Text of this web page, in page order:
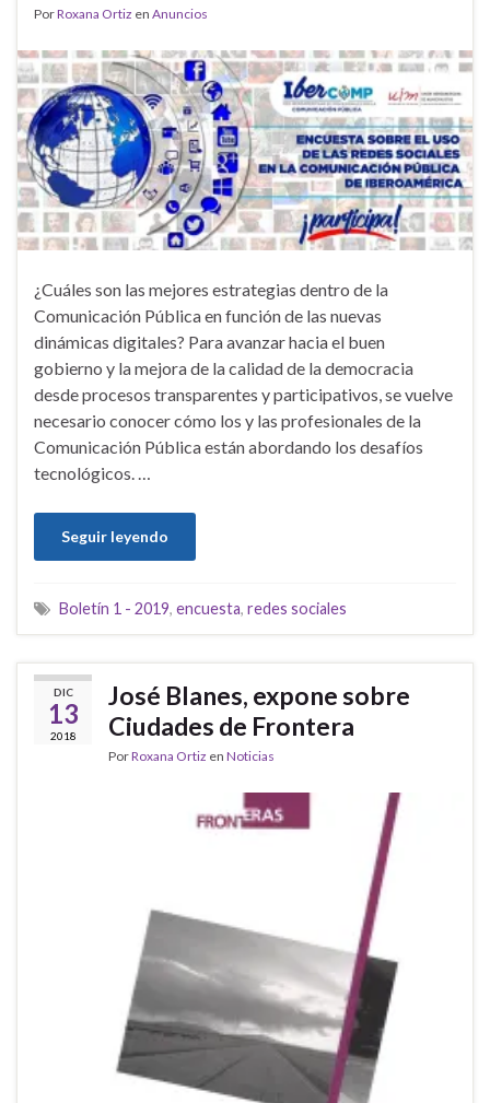
PorRoxana Ortiz en Anuncios
¿Cuáles son las mejores estrategias dentro de la
Comunicación Pública en función de las nuevas
dinámicas digitales? Para avanzar hacia el buen
gobierno y la mejora de la calidad de la democracia
desde procesos transparentes y participativos, se vuelve
necesario conocer cómo los y las profesionales de la
Comunicación Pública están abordando los desafíos
tecnológicos. …
Seguir leyendo
Boletín 1 - 2019, encuesta, redes sociales
DIC
13
2018
José Blanes, expone sobre
Ciudades de Frontera
PorRoxana Ortiz en Noticias